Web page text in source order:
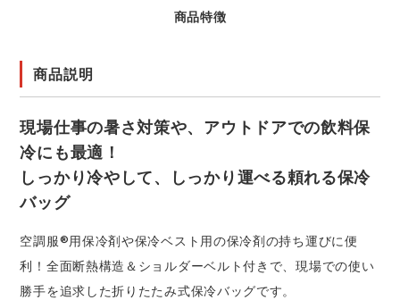
商品特徴
商品説明
現場仕事の暑さ対策や、アウトドアでの飲料保
冷にも最適！
しっかり冷やして、しっかり運べる頼れる保冷
バッグ
空調服®用保冷剤や保冷ベスト用の保冷剤の持ち運びに便
利！全面断熱構造＆ショルダーベルト付きで、現場での使い
勝手を追求した折りたたみ式保冷バッグです。